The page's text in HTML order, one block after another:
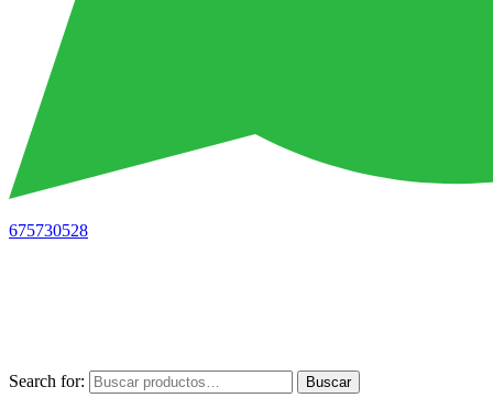
675730528
Search for: Buscar